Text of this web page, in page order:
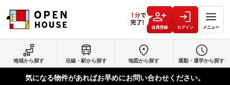
会員登録 ログイン メニュー
地域から探す 沿線・駅から探す 地図から探す 通勤・通学から探す
気になる物件があればお早めにお問い合わせください。